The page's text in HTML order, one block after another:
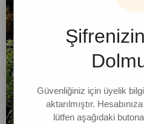
Güvenliğiniz için üyelik
aktarılmıştır.
lütfen aşağıdaki